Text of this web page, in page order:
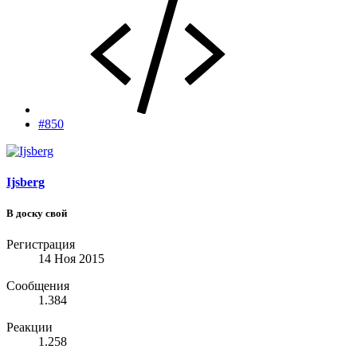
#850
Ijsberg
В доску свой
Регистрация
14 Ноя 2015
Сообщения
1.384
Реакции
1.258